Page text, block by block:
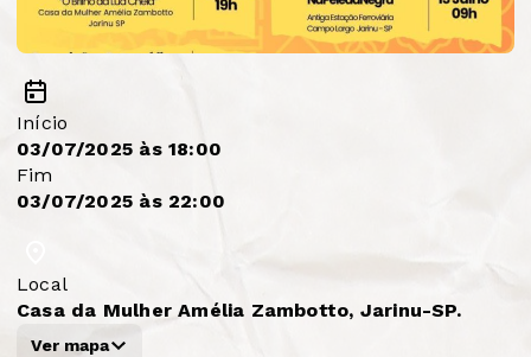
Início
03/07/2025 às 18:00
Fim
03/07/2025 às 22:00
Local
Casa da Mulher Amélia Zambotto, Jarinu-SP.
Ver mapa